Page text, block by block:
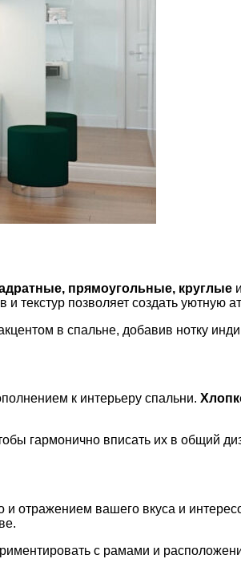
прямоугольные, круглые
текстур позволяет создать уютную
в спальне, добавив нотку
к интерьеру спальни.
гармонично вписать их в общий
и отражением вашего вкуса и
с рамами и